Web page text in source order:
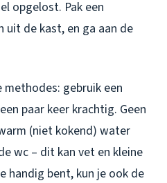
opgelost. Pak een
de kast, en ga aan de
methodes: gebruik een
paar keer krachtig. Geen
(niet kokend) water
wc – dit kan vet en kleine
handig bent, kun je ook de